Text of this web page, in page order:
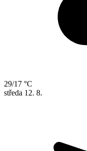
29/17 °C
středa 12. 8.